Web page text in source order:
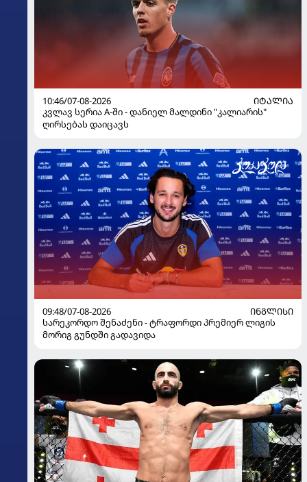
10:46/07-08-2026
ᲘᲢᲐᲚᲘᲐ
კვლავ სერია A-ში - დანიელ მალდინი "კალიარის"
ღირსებას დაიცავს
09:48/07-08-2026
ᲘᲜᲒᲚᲘᲡᲘ
სარეკორდო შენაძენი - ტრაფორდი პრემიერ ლიგის
მორიგ გუნდში გადავიდა